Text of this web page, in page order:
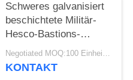
Schweres galvanisiert
beschichtete Militär-
Hesco-Bastions-
Sperren-System
defensive Hesco-
Negotiated MOQ:100 Einheiten
KONTAKT